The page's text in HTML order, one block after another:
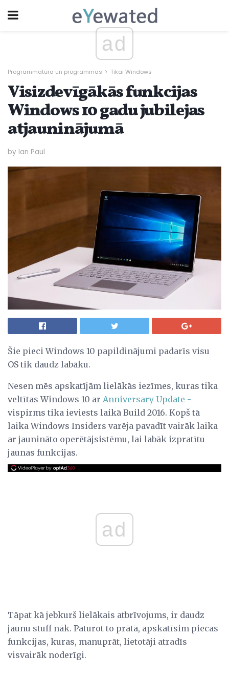
ad
Programmatūra un programmas Tikai Windows
Visizdevīgākās funkcijas
Windows 10 gadu jubilejas
atjauninājumā
by Ian Paul
Šie pieci Windows 10 papildinājumi padarīs visu
OS tik daudz labāku.
Nesen mēs apskatījām lielākās iezīmes, kuras tika
veltītas Windows 10 ar Anniversary Update -
vispirms tika ieviests laikā Build 2016. Kopš tā
laika Windows Insiders varēja pavadīt vairāk laika
ar jaunināto operētājsistēmu, lai labāk izpratītu
jaunas funkcijas.
ad
Tāpat kā jebkurš lielākais atbrīvojums, ir daudz
jaunu stuff nāk. Paturot to prātā, apskatīsim piecas
funkcijas, kuras, manuprāt, lietotāji atradīs
visvairāk noderīgi.